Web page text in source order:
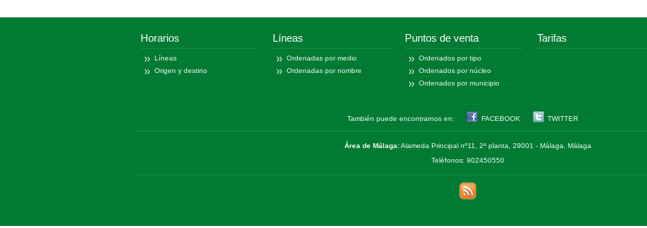
Horarios
Líneas
Origen y destino
Líneas
Ordenadas por medio
Ordenadas por nombre
Puntos de venta
Ordenados por tipo
Ordenados por núcleo
Ordenados por municipio
Tarifas
También puede encontrarnos en: FACEBOOK TWITTER
Área de Málaga:Alameda Principal nº11, 2ª planta, 29001 - Málaga, Málaga
Teléfonos: 902450550